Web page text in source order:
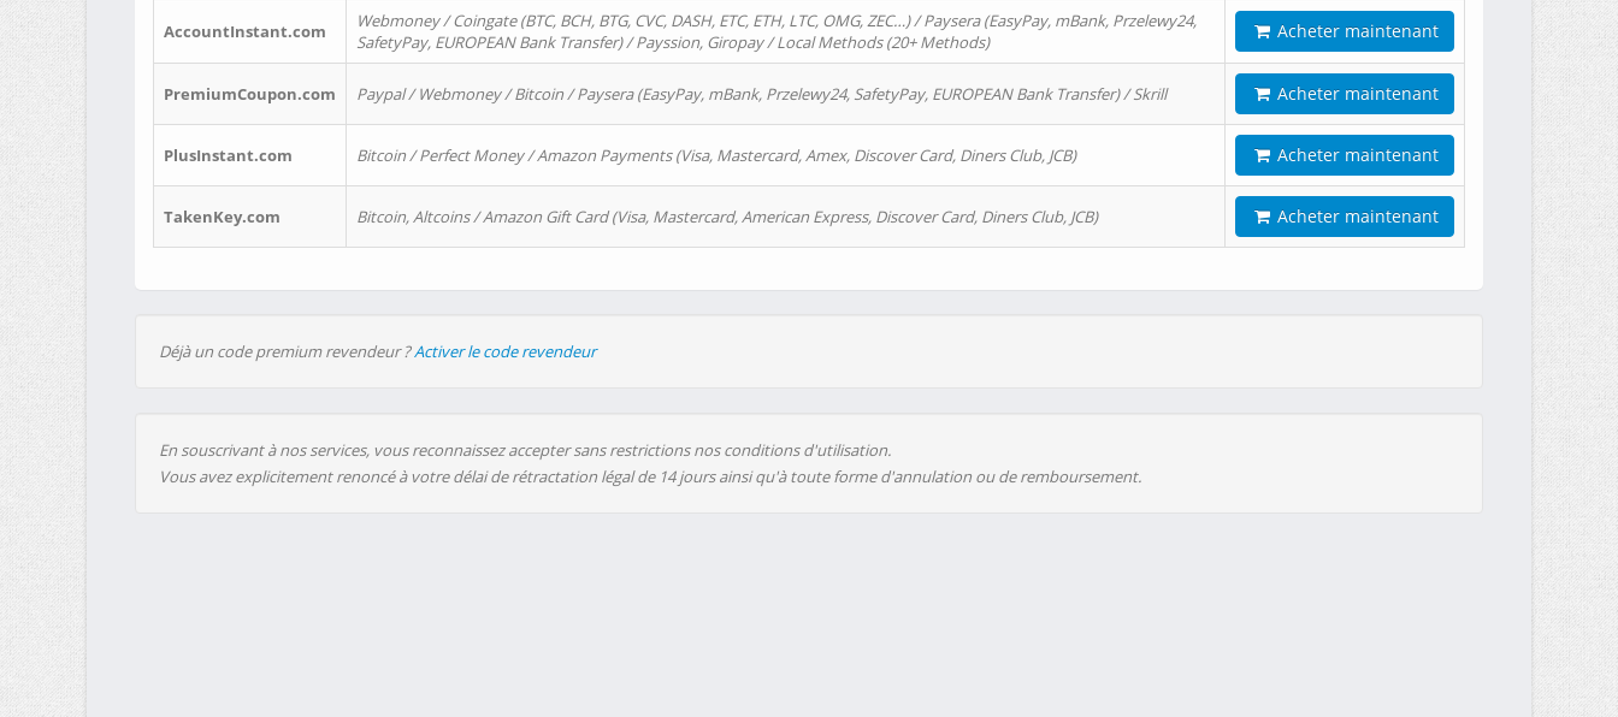
AccountInstant.com
Webmoney / Coingate (BTC, BCH, BTG, CVC, DASH, ETC, ETH, LTC, OMG, ZEC…) / Paysera (EasyPay, mBank, Przelewy24,
SafetyPay, EUROPEAN Bank Transfer) / Payssion, Giropay / Local Methods (20+ Methods)
Acheter maintenant
PremiumCoupon.com Paypal / Webmoney / Bitcoin / Paysera (EasyPay, mBank, Przelewy24, SafetyPay, EUROPEAN Bank Transfer) / Skrill Acheter maintenant
PlusInstant.com Bitcoin / Perfect Money / Amazon Payments (Visa, Mastercard, Amex, Discover Card, Diners Club, JCB) Acheter maintenant
TakenKey.com Bitcoin, Altcoins / Amazon Gift Card (Visa, Mastercard, American Express, Discover Card, Diners Club, JCB) Acheter maintenant
Déjà un code premium revendeur ?Activer le code revendeur
En souscrivant à nos services, vous reconnaissez accepter sans restrictions nos conditions d'utilisation.
Vous avez explicitement renoncé à votre délai de rétractation légal de 14 jours ainsi qu'à toute forme d'annulation ou de remboursement.